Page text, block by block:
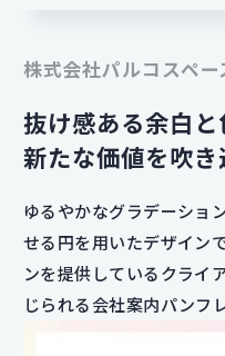
株式会社パルコスペ
抜け感ある余白
新たな価値を吹き
ゆるやかなグラデーショ
せる円を用いたデザイン
ンを提供しているクライ
じられる会社案内パンフ